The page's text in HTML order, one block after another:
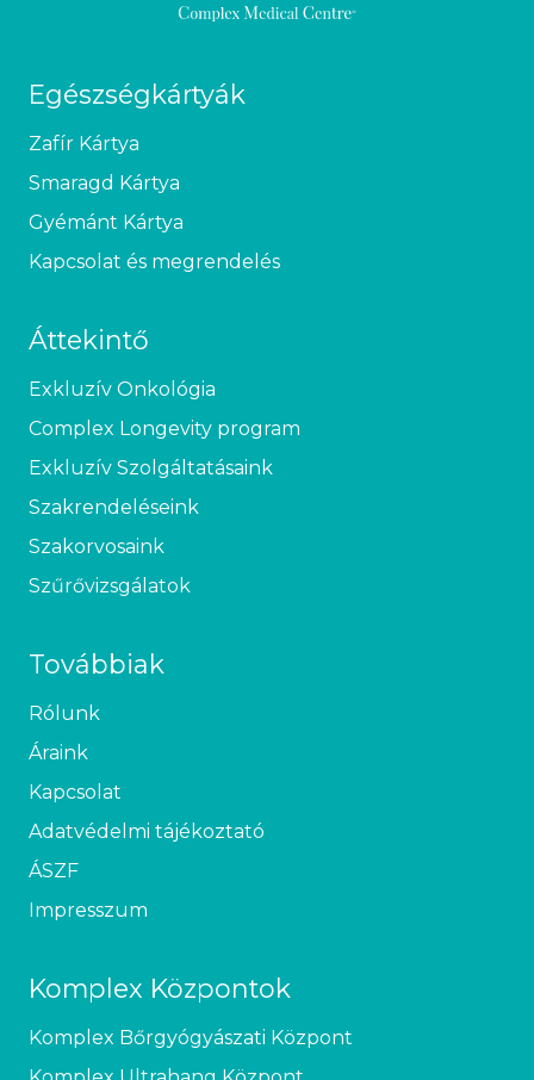
Egészségkártyák
Zafír Kártya
Smaragd Kártya
Gyémánt Kártya
Kapcsolat és megrendelés
Áttekintő
Exkluzív Onkológia
Complex Longevity program
Exkluzív Szolgáltatásaink
Szakrendeléseink
Szakorvosaink
Szűrővizsgálatok
Továbbiak
Rólunk
Áraink
Kapcsolat
Adatvédelmi tájékoztató
ÁSZF
Impresszum
Komplex Központok
Komplex Bőrgyógyászati Központ